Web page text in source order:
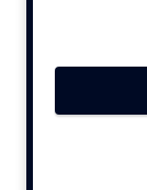
Contentmarketing